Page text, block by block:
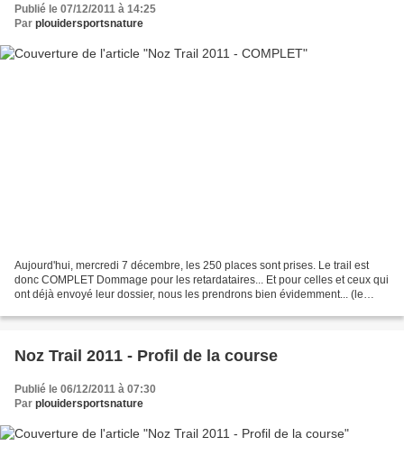
Publié le 07/12/2011 à 14:25
Par plouidersportsnature
Aujourd'hui, mercredi 7 décembre, les 250 places sont prises. Le trail est
donc COMPLET Dommage pour les retardataires... Et pour celles et ceux qui
ont déjà envoyé leur dossier, nous les prendrons bien évidemment... (le
Noz Trail 2011 - Profil de la course
Publié le 06/12/2011 à 07:30
Par plouidersportsnature